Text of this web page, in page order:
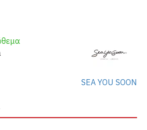
SEA YOU SOON